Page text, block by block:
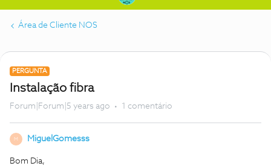
Área de Cliente NOS
PERGUNTA
Instalação fibra
Forum|Forum|5 years ago 1 comentário
M MiguelGomesss
Bom Dia,